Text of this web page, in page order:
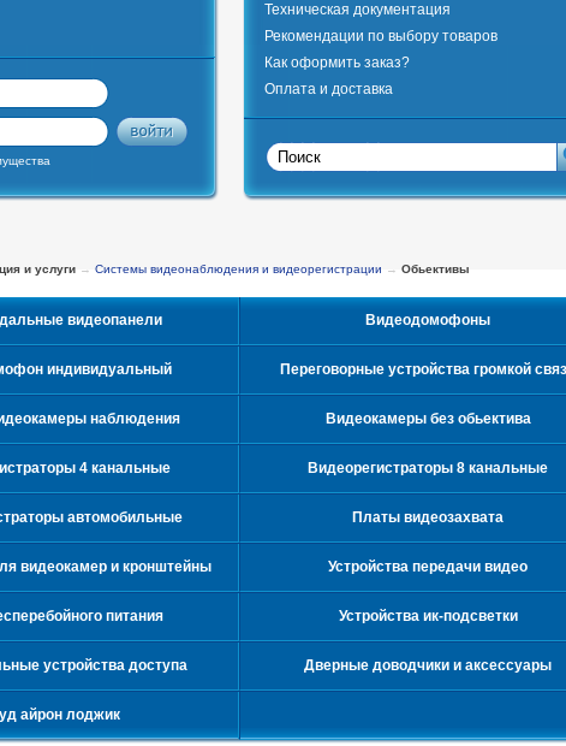
Техническая документация
Рекомендации по выбору товаров
Как оформить заказ?
Оплата и доставка
и услуги → Системы видеонаблюдения и видеорегистрации → Обьективы
видеопанели Видеодомофоны
индивидуальный Переговорные устройства громкой
наблюдения Видеокамеры без обьектива
4 канальные Видеорегистраторы 8 канальные
автомобильные Платы видеозахвата
видеокамер и кронштейны Устройства передачи видео
питания Устройства ик-подсветки
устройства доступа Дверные доводчики и аксессуары
айрон лоджик